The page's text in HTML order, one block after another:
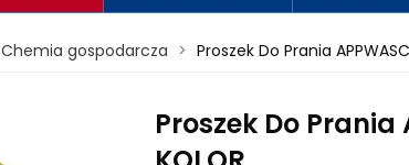
Chemia gospodarcza Proszek Do Prania
Proszek Do Prania